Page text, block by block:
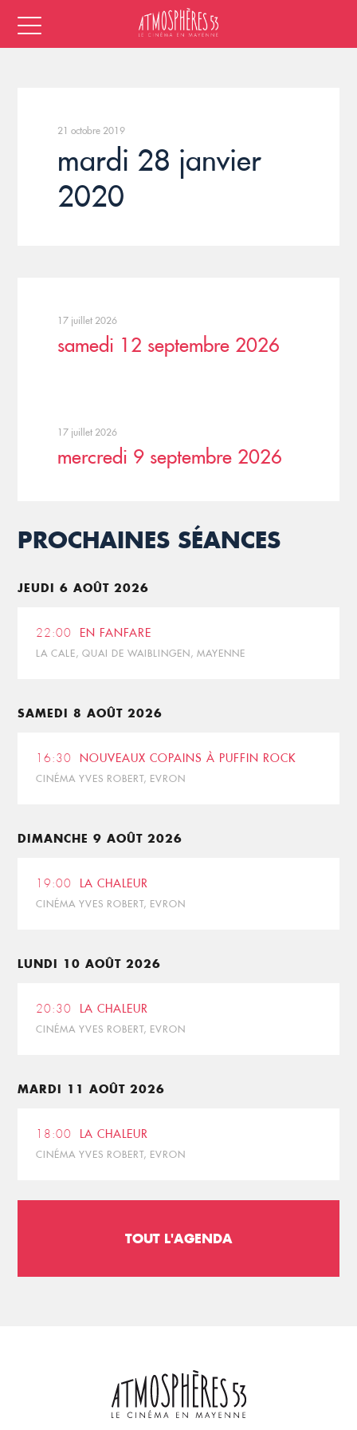
21 octobre 2019
mardi 28 janvier
2020
17 juillet 2026
samedi 12 septembre 2026
17 juillet 2026
mercredi 9 septembre 2026
PROCHAINES SÉANCES
JEUDI 6 AOÛT 2026
22:00 EN FANFARE
LA CALE, QUAI DE WAIBLINGEN, MAYENNE
SAMEDI 8 AOÛT 2026
16:30 NOUVEAUX COPAINS À PUFFIN ROCK
CINÉMA YVES ROBERT, EVRON
DIMANCHE 9 AOÛT 2026
19:00 LA CHALEUR
CINÉMA YVES ROBERT, EVRON
LUNDI 10 AOÛT 2026
20:30 LA CHALEUR
CINÉMA YVES ROBERT, EVRON
MARDI 11 AOÛT 2026
18:00 LA CHALEUR
CINÉMA YVES ROBERT, EVRON
TOUT L'AGENDA